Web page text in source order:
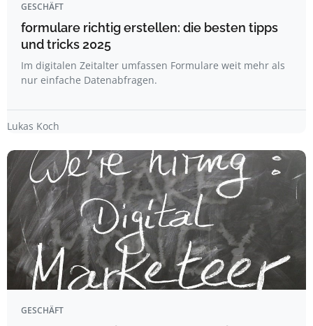
GESCHÄFT
formulare richtig erstellen: die besten tipps
und tricks 2025
Im digitalen Zeitalter umfassen Formulare weit mehr als
nur einfache Datenabfragen.
Lukas Koch
GESCHÄFT